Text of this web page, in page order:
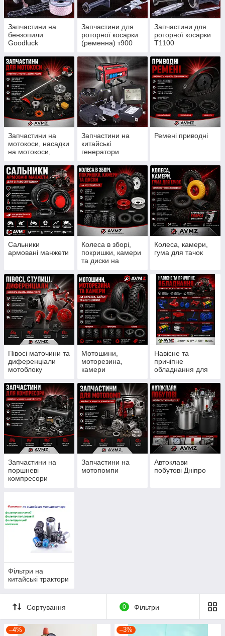
Запчастини на
бензопили
Goodluck
350/352, St180
Запчастини для
роторної косарки
(ременна) т900
Запчастини для
роторної косарки
Т1100
Запчастини на
мотокоси, насадки
на мотокоси,
Запчастини на
китайські
генератори
Ремені приводні
Сальники
армовані манжети
Колеса в зборі,
покришки, камери
та диски на
Колеса, камери,
гума для тачок
Півосі маточини та
диференціали
мотоблоку
Мотошини,
моторезина,
камери
Навісне та
причіпне
обладнання для
Запчастини на
поршневі
компресори
Запчастини на
мотопомпи
Автоклави
побутові Дніпро
Фільтри на
китайські трактори
Сортування 0 Фільтри
–4% –3%